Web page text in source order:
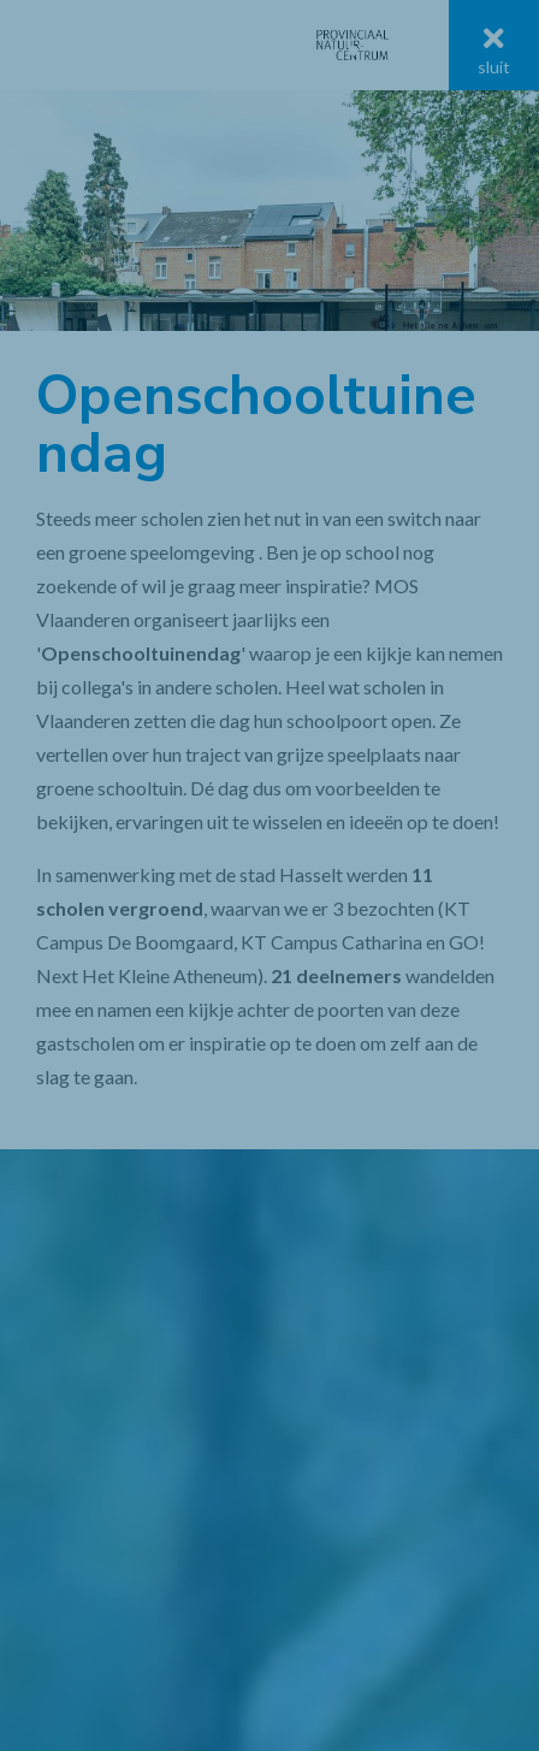
Provinciaal Natuurcentrum jaaroverzicht
menu
menu
sluit
Openschooltuine
ndag
Steeds meer scholen zien het nut in van een switch naar
een groene speelomgeving . Ben je op school nog
zoekende of wil je graag meer inspiratie? MOS
Vlaanderen organiseert jaarlijks een
'Openschooltuinendag' waarop je een kijkje kan nemen
bij collega's in andere scholen. Heel wat scholen in
Vlaanderen zetten die dag hun schoolpoort open. Ze
vertellen over hun traject van grijze speelplaats naar
groene schooltuin. Dé dag dus om voorbeelden te
bekijken, ervaringen uit te wisselen en ideeën op te doen!
In samenwerking met de stad Hasselt werden 11
scholen vergroend, waarvan we er 3 bezochten (KT
Campus De Boomgaard, KT Campus Catharina en GO!
Next Het Kleine Atheneum). 21 deelnemers wandelden
mee en namen een kijkje achter de poorten van deze
gastscholen om er inspiratie op te doen om zelf aan de
slag te gaan.